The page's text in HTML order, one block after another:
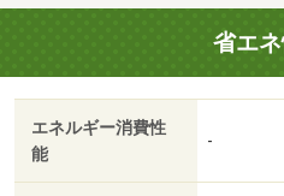
費用 60000円/鍵セット費
省エ
エネルギー消費性
能
-